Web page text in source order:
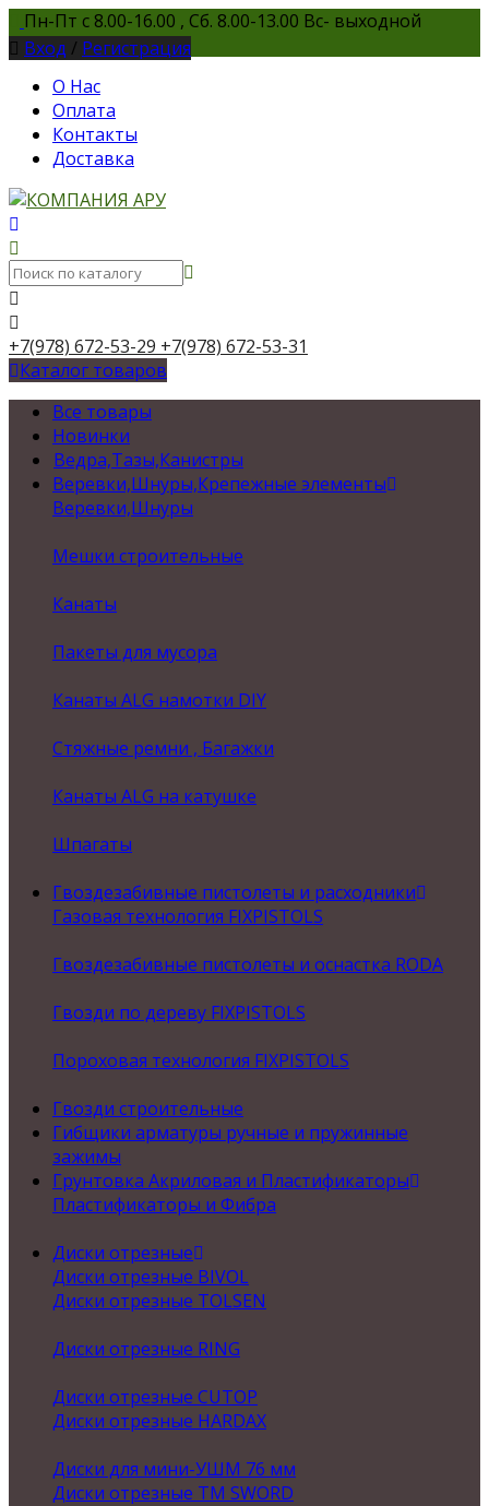
Пн-Пт с 8.00-16.00 , Сб. 8.00-13.00 Вс- выходной
Вход / Регистрация
О Нас
Оплата
Контакты
Доставка
+7(978) 672-53-29 +7(978) 672-53-31
Каталог товаров
Все товары
Новинки
Ведра,Тазы,Канистры
Веревки,Шнуры,Крепежные элементы
Веревки,Шнуры
Мешки строительные
Канаты
Пакеты для мусора
Канаты ALG намотки DIY
Стяжные ремни , Багажки
Канаты ALG на катушке
Шпагаты
Гвоздезабивные пистолеты и расходники
Газовая технология FIXPISTOLS
Гвоздезабивные пистолеты и оснастка RODA
Гвозди по дереву FIXPISTOLS
Пороховая технология FIXPISTOLS
Гвозди строительные
Гибщики арматуры ручные и пружинные
зажимы
Грунтовка Акриловая и Пластификаторы
Пластификаторы и Фибра
Диски отрезные
Диски отрезные BIVOL
Диски отрезные TOLSEN
Диски отрезные RING
Диски отрезные CUTOP
Диски отрезные HARDAX
Диски для мини-УШМ 76 мм
Диски отрезные ТМ SWORD